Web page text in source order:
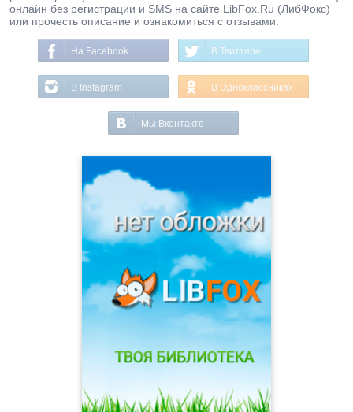
онлайн без регистрации и SMS на сайте LibFox.Ru (ЛибФокс)
или прочесть описание и ознакомиться с отзывами.
На Facebook В Твиттере
В Instagram В Одноклассниках
Мы Вконтакте